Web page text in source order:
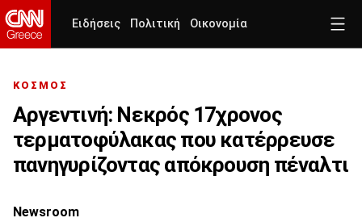
Ειδήσεις Πολιτική Οικονομία
ΚΟΣΜΟΣ
Αργεντινή: Νεκρός 17χρονος
τερματοφύλακας που κατέρρευσε
πανηγυρίζοντας απόκρουση πέναλτι
Newsroom